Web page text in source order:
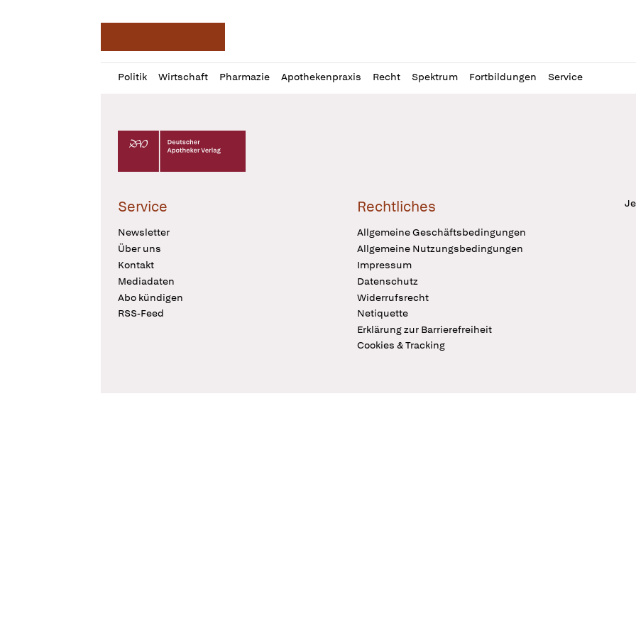
Politik Wirtschaft Pharmazie Apothekenpraxis Recht Spektrum Fortbildungen Service
Profil
öffnen
Daz
Pur
Deutscher Apotheker Verlag Logo
Service
Newsletter
Über uns
Kontakt
Mediadaten
Abo kündigen
RSS-Feed
Rechtliches
Allgemeine Geschäftsbedingungen
Allgemeine Nutzungsbedingungen
Impressum
Datenschutz
Widerrufsrecht
Netiquette
Erklärung zur Barrierefreiheit
Cookies & Tracking